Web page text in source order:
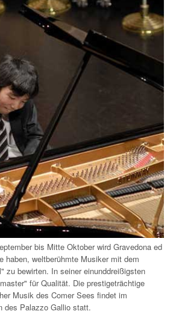
bis Mitte Oktober wird Gravedona ed
haben, weltberühmte Musiker mit dem
zu bewirten. In seiner einunddreißigsten
für Qualität. Die prestigeträchtige
Musik des Comer Sees findet im
des Palazzo Gallio statt.